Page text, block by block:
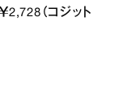
2,728（コジット